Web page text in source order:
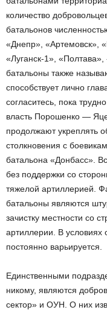
количество
батальонов
«Днепр», «Артемовск»,
«Луганск-1»,
батальоны также
способствует лично
согласитесь, пока
власть Порошенко —
продолжают укреплять
столкновения с
батальона «Донбасс».
без поддержки со
тяжелой артиллерией.
батальоны являются
зачистку местности со
артиллерии. В условиях
постоянно варьируется.
Единственными
никому, являются
сектор» и ОУН. О них